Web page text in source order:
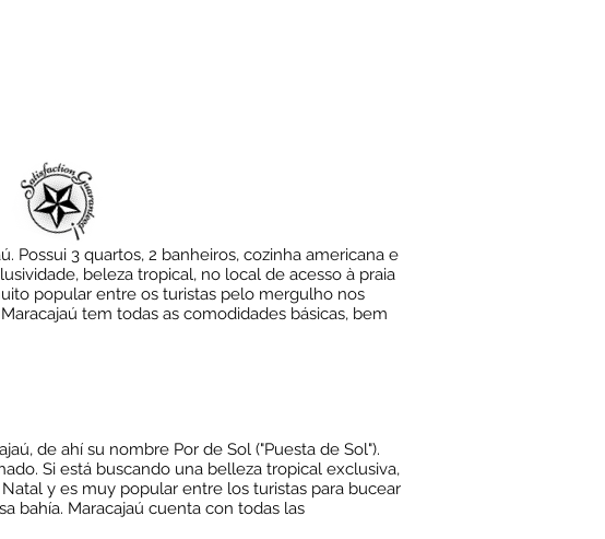
Possui 3 quartos, 2 banheiros, cozinha americana e
beleza tropical, no local de acesso à praia
popular entre os turistas pelo mergulho nos
tem todas as comodidades básicas, bem
de ahí su nombre Por de Sol ("Puesta de Sol").
Si está buscando una belleza tropical exclusiva,
y es muy popular entre los turistas para bucear
bahía. Maracajaú cuenta con todas las